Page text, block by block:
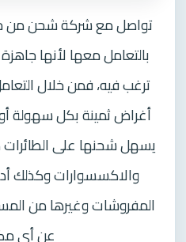
تواصل مع شركة شحن من
بالتعامل معها لأنها
ترغب فيه، فمن خلال
أغراض ثمينة بكل سهولة
يسهل شحنها على الطائرات
والاكسسوارات وكذلك
المفروشات وغيرها من
عن أي